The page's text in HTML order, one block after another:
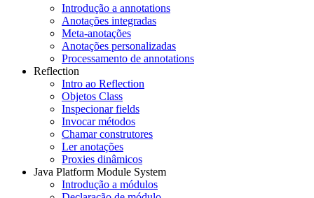
Introdução a annotations
Anotações integradas
Meta-anotações
Anotações personalizadas
Processamento de annotations
Reflection
Intro ao Reflection
Objetos Class
Inspecionar fields
Invocar métodos
Chamar construtores
Ler anotações
Proxies dinâmicos
Java Platform Module System
Introdução a módulos